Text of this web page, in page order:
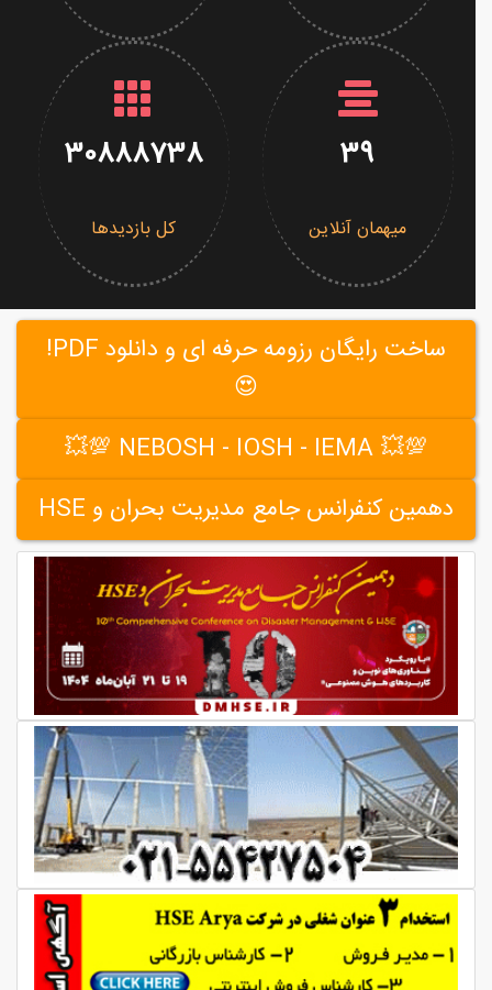
39
میهمان آنلاین
30888738
کل بازدیدها
ساخت رایگان رزومه حرفه ای و دانلود PDF!
😍
💯💥 NEBOSH - IOSH - IEMA 💯💥
دهمین کنفرانس جامع مدیریت بحران و HSE